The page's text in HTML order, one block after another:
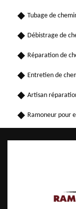
Tubage de
Débistrage de
Réparation de
Entretien de
Artisan
Ramoneur pour